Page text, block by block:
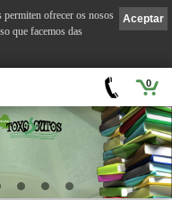
0
Aceptar
permiten ofrecer os nosos
que facemos das